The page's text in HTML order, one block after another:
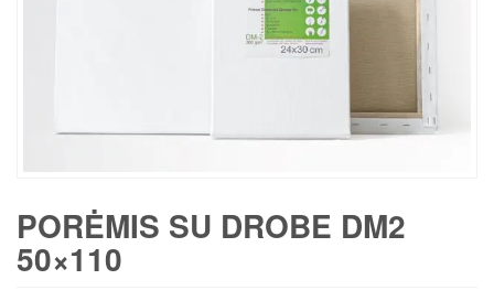
PORĖMIS SU DROBE DM2
50×110